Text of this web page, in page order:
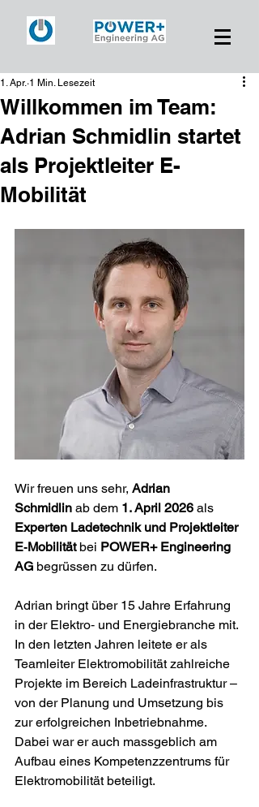
Willkommen im Team:
Adrian Schmidlin startet
als Projektleiter E-
Mobilität
1. Apr. 1 Min. Lesezeit
Wir freuen uns sehr, Adrian
Schmidlin ab dem 1. April 2026 als
Experten Ladetechnik und Projektleiter
E‑Mobilität bei POWER+ Engineering
AG begrüssen zu dürfen.
Adrian bringt über 15 Jahre Erfahrung
in der Elektro‑ und Energiebranche mit.
In den letzten Jahren leitete er als
Teamleiter Elektromobilität zahlreiche
Projekte im Bereich Ladeinfrastruktur –
von der Planung und Umsetzung bis
zur erfolgreichen Inbetriebnahme.
Dabei war er auch massgeblich am
Aufbau eines Kompetenzzentrums für
Elektromobilität beteiligt.